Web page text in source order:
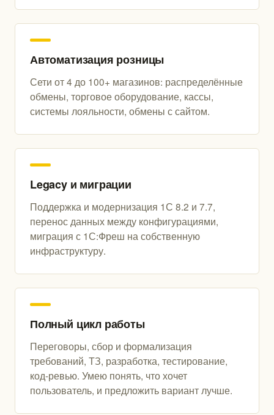
Автоматизация розницы
Сети от 4 до 100+ магазинов: распределённые
обмены, торговое оборудование, кассы,
системы лояльности, обмены с сайтом.
Legacy и миграции
Поддержка и модернизация 1С 8.2 и 7.7,
перенос данных между конфигурациями,
миграция с 1С:Фреш на собственную
инфраструктуру.
Полный цикл работы
Переговоры, сбор и формализация
требований, ТЗ, разработка, тестирование,
код-ревью. Умею понять, что хочет
пользователь, и предложить вариант лучше.